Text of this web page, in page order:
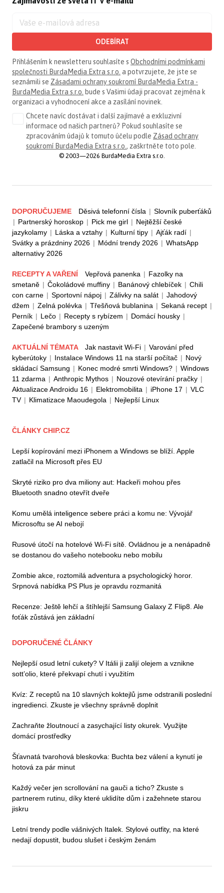
ODEBÍRAT
Přihlášením k newsletteru souhlasíte s Obchodními podmínkami
společnosti BurdaMedia Extra s.r.o. a potvrzujete, že jste se
seznámili se Zásadami ochrany soukromí BurdaMedia Extra -
BurdaMedia Extra s.r.o. bude s Vašimi údaji pracovat zejména k
organizaci a vyhodnocení akce a zasílání novinek.
Chcete navíc dostávat i další zajímavé a exkluzivní
informace od našich partnerů? Pokud souhlasíte se
zpracováním údajů k tomuto účelu podle Zásad ochrany
soukromí BurdaMedia Extra s.r.o., zaškrtněte toto pole.
© 2003—2026 BurdaMedia Extra s.r.o.
DOPORUČUJEME Děsivá telefonní čísla | Slovník puberťáků
| Partnerský horoskop | Pick me girl | Nejtěžší české
jazykolamy | Láska a vztahy | Kulturní tipy | Ajťák radí |
Svátky a prázdniny 2026 | Módní trendy 2026 | WhatsApp
alternativy 2026
RECEPTY A VAŘENÍ Vepřová panenka | Fazolky na
smetaně | Čokoládové muffiny | Banánový chlebíček | Chili
con carne | Sportovní nápoj | Zálivky na salát | Jahodový
džem | Zelná polévka | Třešňová bublanina | Sekaná recept |
Perník | Lečo | Recepty s rybízem | Domácí housky |
Zapečené brambory s uzeným
AKTUÁLNÍ TÉMATA Jak nastavit Wi-Fi | Varování před
kyberútoky | Instalace Windows 11 na starší počítač | Nový
skládací Samsung | Konec modré smrti Windows? | Windows
11 zdarma | Anthropic Mythos | Nouzové otevírání pračky |
Aktualizace Androidu 16 | Elektromobilita | iPhone 17 | VLC
TV | Klimatizace Maoudegola | Nejlepší Linux
ČLÁNKY CHIP.CZ
Lepší kopírování mezi iPhonem a Windows se blíží. Apple
zatlačil na Microsoft přes EU
Skryté riziko pro dva miliony aut: Hackeři mohou přes
Bluetooth snadno otevřít dveře
Komu umělá inteligence sebere práci a komu ne: Vývojář
Microsoftu se AI nebojí
Rusové útočí na hotelové Wi-Fi sítě. Ovládnou je a nenápadně
se dostanou do vašeho notebooku nebo mobilu
Zombie akce, roztomilá adventura a psychologický horor.
Srpnová nabídka PS Plus je opravdu rozmanitá
Recenze: Ještě lehčí a štíhlejší Samsung Galaxy Z Flip8. Ale
foťák zůstává jen základní
DOPORUČENÉ ČLÁNKY
Nejlepší osud letní cukety? V Itálii ji zalijí olejem a vznikne
sott’olio, které překvapí chutí i využitím
Kvíz: Z receptů na 10 slavných koktejlů jsme odstranili poslední
ingredienci. Zkuste je všechny správně doplnit
Zachraňte žloutnoucí a zasychající listy okurek. Využijte
domácí prostředky
Šťavnatá tvarohová bleskovka: Buchta bez válení a kynutí je
hotová za pár minut
Každý večer jen scrollování na gauči a ticho? Zkuste s
partnerem rutinu, díky které uklidíte dům i zažehnete starou
jiskru
Letní trendy podle vášnivých Italek. Stylové outfity, na které
nedají dopustit, budou slušet i českým ženám